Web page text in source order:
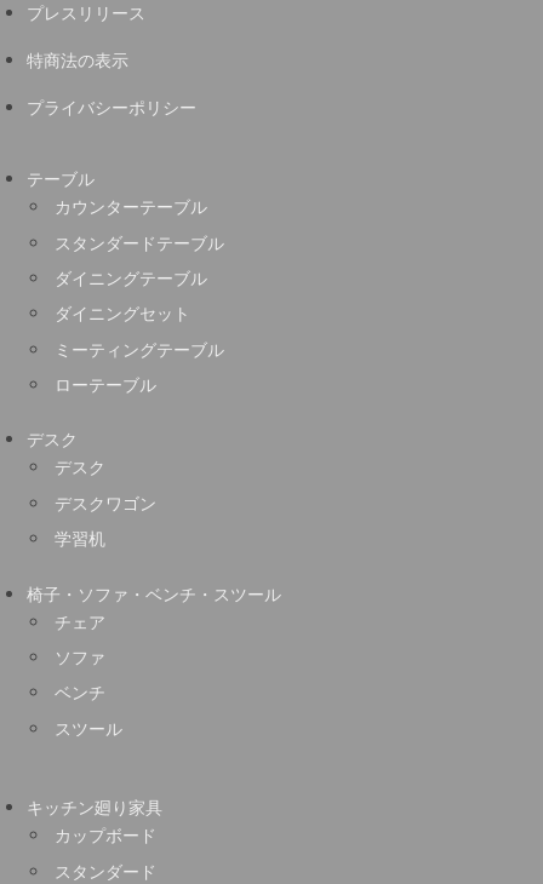
プレスリリース
特商法の表示
プライバシーポリシー
テーブル
カウンターテーブル
スタンダードテーブル
ダイニングテーブル
ダイニングセット
ミーティングテーブル
ローテーブル
デスク
デスク
デスクワゴン
学習机
椅子・ソファ・ベンチ・スツール
チェア
ソファ
ベンチ
スツール
キッチン廻り家具
カップボード
スタンダード